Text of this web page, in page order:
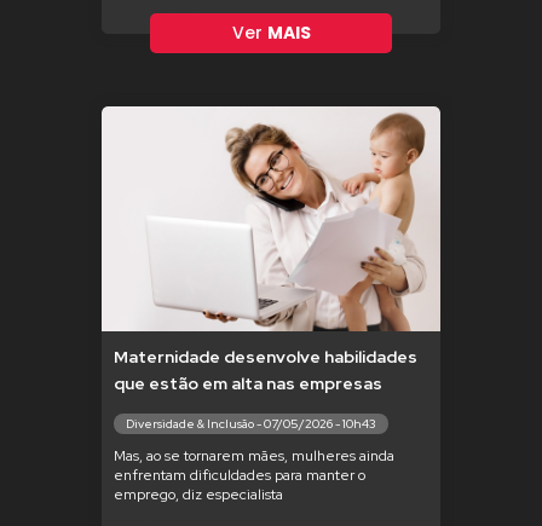
Ver MAIS
Maternidade desenvolve habilidades
que estão em alta nas empresas
Diversidade & Inclusão - 07/05/2026 - 10h43
Mas, ao se tornarem mães, mulheres ainda
enfrentam dificuldades para manter o
emprego, diz especialista